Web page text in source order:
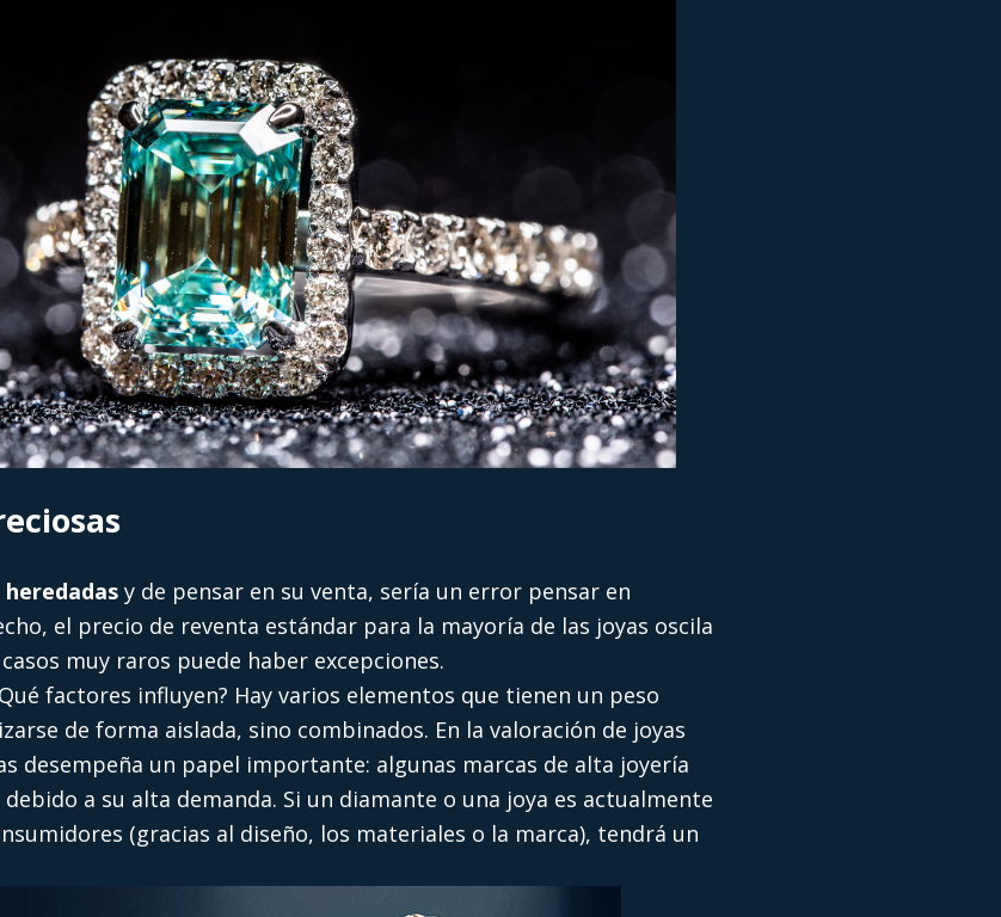
heredadas y de pensar en su venta, sería un error pensar en
el precio de reventa estándar para la mayoría de las joyas oscila
muy raros puede haber excepciones.
factores influyen? Hay varios elementos que tienen un peso
de forma aislada, sino combinados. En la valoración de joyas
desempeña un papel importante: algunas marcas de alta joyería
a su alta demanda. Si un diamante o una joya es actualmente
(gracias al diseño, los materiales o la marca), tendrá un